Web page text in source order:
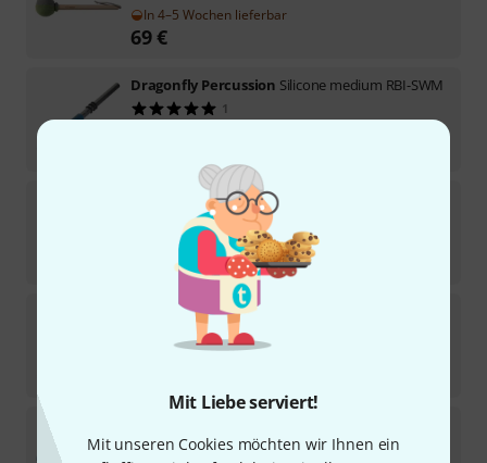
Mit Liebe serviert!
Mit unseren Cookies möchten wir Ihnen ein
In 4–5 Wochen lieferbar
69€
Dragonfly Percussion Silicone medium RBI-SWM
1
Dragonfly PercussionArticulate Inviter RBI-AI
Sofort lieferbar
Dragonfly Percussion
Sofort lieferbar